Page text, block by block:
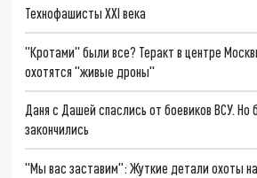
Технофашисты XXI века
"Кротами" были все? Теракт в центре
охотятся "живые дроны"
Даня с Дашей спаслись от боевиков ВСУ.
закончились
"Мы вас заставим": Жуткие детали охоты